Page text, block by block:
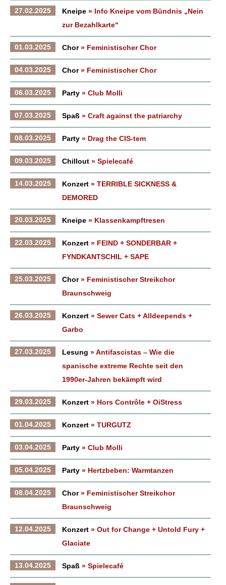
27.02.2025 Kneipe » Info Kneipe vom Bündnis „Nein
zur Bezahlkarte“
01.03.2025 Chor» Feministischer Chor
04.03.2025 Chor» Feministischer Chor
06.03.2025 Party » Club Molli
07.03.2025 Spaß » Craft against the patriarchy
08.03.2025 Party » Drag the CIS-tem
09.03.2025 Chillout » Spielecafé
14.03.2025 Konzert » TERRIBLE SICKNESS &
DEMORED
20.03.2025 Kneipe » Klassenkampftresen
22.03.2025 Konzert » FEIND + SONDERBAR +
FYNDKANTSCHIL + SAPE
25.03.2025 Chor» Feministischer Streikchor
Braunschweig
26.03.2025 Konzert » Sewer Cats + Alldeepends +
Garbo
27.03.2025 Lesung » Antifascistas – Wie die
spanische extreme Rechte seit den
1990er-Jahren bekämpft wird
29.03.2025 Konzert » Hors Contrôle + OiStress
01.04.2025 Konzert » TURGUTZ
03.04.2025 Party » Club Molli
05.04.2025 Party » Hertzbeben: Warmtanzen
08.04.2025 Chor» Feministischer Streikchor
Braunschweig
12.04.2025 Konzert » Out for Change + Untold Fury +
Glaciate
13.04.2025 Spaß » Spielecafé